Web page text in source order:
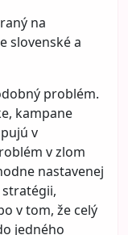
na
slovenské a
problém.
kampane
v
v zlom
nastavenej
stratégii,
v tom, že celý
jedného